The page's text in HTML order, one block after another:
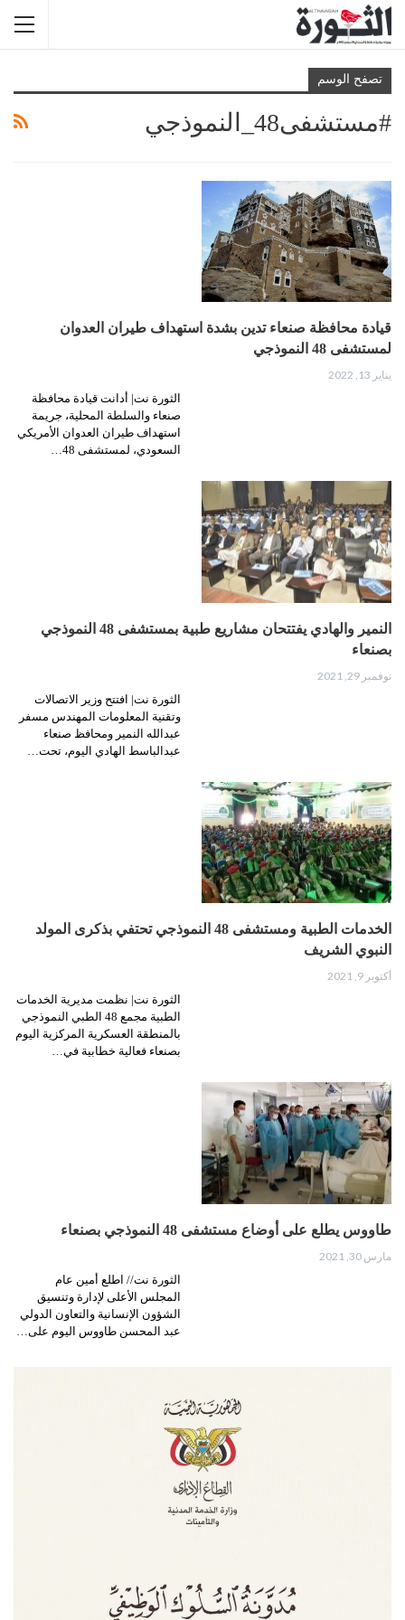
تصفح الوسم
#مستشفى48_النموذجي
قيادة محافظة صنعاء تدين بشدة استهداف طيران العدوان
لمستشفى 48 النموذجي
يناير 13, 2022
الثورة نت| أدانت قيادة محافظة
صنعاء والسلطة المحلية، جريمة
استهداف طيران العدوان الأمريكي
السعودي، لمستشفى 48…
النمير والهادي يفتتحان مشاريع طبية بمستشفى 48 النموذجي
بصنعاء
نوفمبر 29, 2021
الثورة نت| افتتح وزير الاتصالات
وتقنية المعلومات المهندس مسفر
عبدالله النمير ومحافظ صنعاء
عبدالباسط الهادي اليوم، تحت…
الخدمات الطبية ومستشفى 48 النموذجي تحتفي بذكرى المولد
النبوي الشريف
أكتوبر 9, 2021
الثورة نت| نظمت مديرية الخدمات
الطبية مجمع 48 الطبي النموذجي
بالمنطقة العسكرية المركزية اليوم
بصنعاء فعالية خطابية في…
طاووس يطلع على أوضاع مستشفى 48 النموذجي بصنعاء
مارس 30, 2021
الثورة نت// اطلع أمين عام
المجلس الأعلى لإدارة وتنسيق
الشؤون الإنسانية والتعاون الدولي
عبد المحسن طاووس اليوم على…